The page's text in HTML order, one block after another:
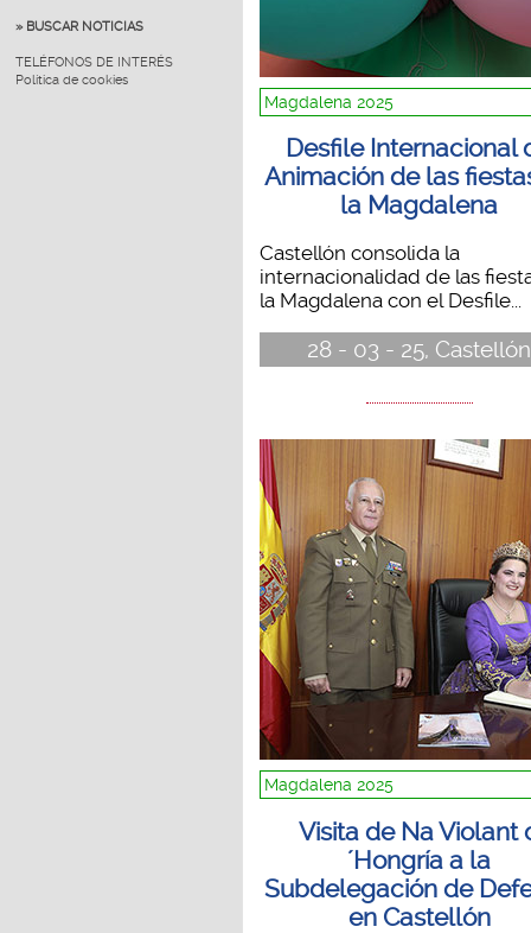
» BUSCAR NOTICIAS
TELÉFONOS DE INTERÉS
Política de cookies
Magdalena 2025
Desfile Internacional
Animación de las
la Magdalena
Castellón consolida la
internacionalidad de las
la Magdalena con el Desfile...
28 - 03 - 25, Castellón
Magdalena 2025
Visita de Na Violant
´Hongría a la
Subdelegación de
en Castellón